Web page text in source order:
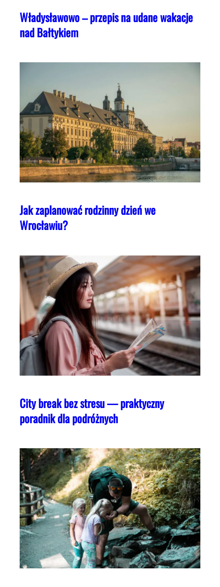
Władysławowo – przepis na udane wakacje
nad Bałtykiem
Jak zaplanować rodzinny dzień we
Wrocławiu?
City break bez stresu — praktyczny
poradnik dla podróżnych